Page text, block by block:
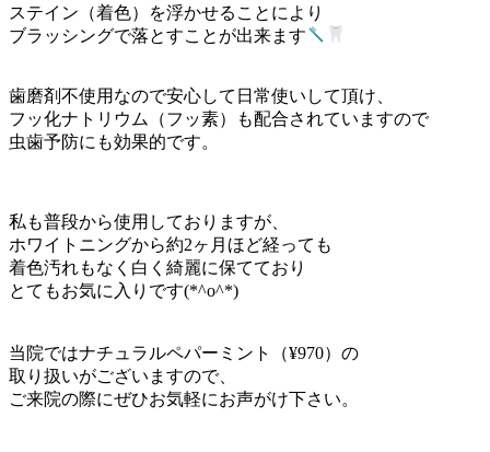
ステイン（着色）を浮かせることにより
ブラッシングで落とすことが出来ます
歯磨剤不使用なので安心して日常使いして頂け、
フッ化ナトリウム（フッ素）も配合されていますので
虫歯予防にも効果的です。
私も普段から使用しておりますが、
ホワイトニングから約2ヶ月ほど経っても
着色汚れもなく白く綺麗に保てており
とてもお気に入りです(*^o^*)
当院ではナチュラルペパーミント（¥970）の
取り扱いがございますので、
ご来院の際にぜひお気軽にお声がけ下さい。